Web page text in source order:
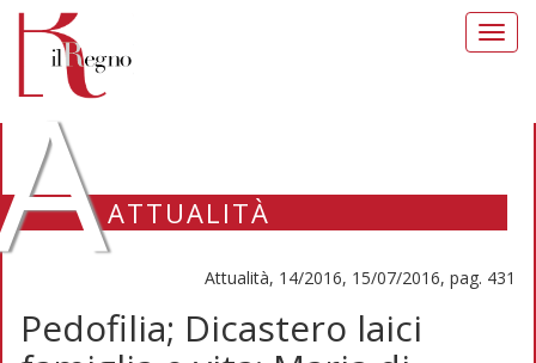
ATTUALITÀ
Attualità, 14/2016, 15/07/2016, pag. 431
Pedofilia; Dicastero laici